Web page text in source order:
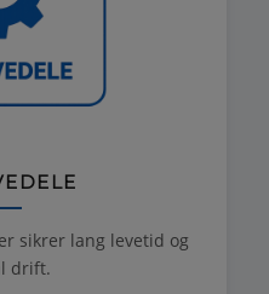
sikrer lang levetid og
drift.